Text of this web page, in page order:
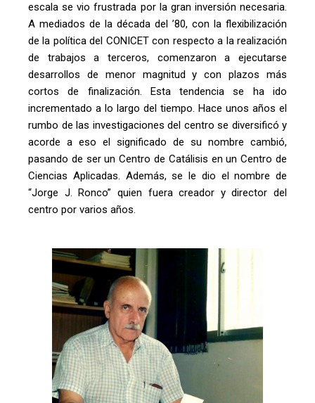
escala se vio frustrada por la gran inversión necesaria.
A mediados de la década del ’80, con la flexibilización
de la política del CONICET con respecto a la realización
de trabajos a terceros, comenzaron a ejecutarse
desarrollos de menor magnitud y con plazos más
cortos de finalización. Esta tendencia se ha ido
incrementado a lo largo del tiempo. Hace unos años el
rumbo de las investigaciones del centro se diversificó y
acorde a eso el significado de su nombre cambió,
pasando de ser un Centro de Catálisis en un Centro de
Ciencias Aplicadas. Además, se le dio el nombre de
“Jorge J. Ronco” quien fuera creador y director del
centro por varios años.